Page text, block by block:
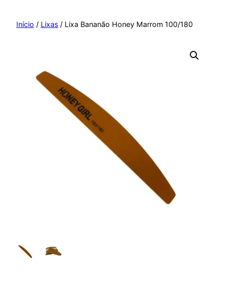
paraInício / Lixas / Lixa Bananão Honey Marrom 100/180